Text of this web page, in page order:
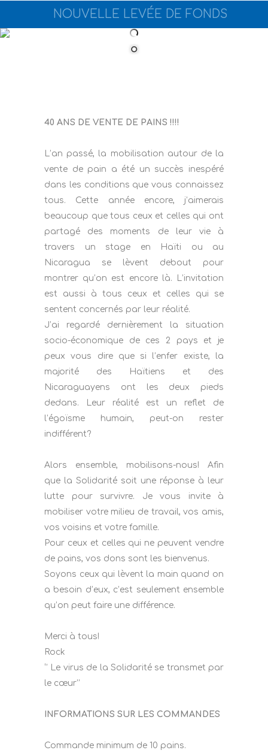
NOUVELLE LEVÉE DE FONDS
40 ANS DE VENTE DE PAINS !!!!
L’an passé, la mobilisation autour de la
vente de pain a été un succès inespéré
dans les conditions que vous connaissez
tous. Cette année encore, j’aimerais
beaucoup que tous ceux et celles qui ont
partagé des moments de leur vie à
travers un stage en Haïti ou au
Nicaragua se lèvent debout pour
montrer qu’on est encore là. L’invitation
est aussi à tous ceux et celles qui se
sentent concernés par leur réalité.
J’ai regardé dernièrement la situation
socio-économique de ces 2 pays et je
peux vous dire que si l’enfer existe, la
majorité des Haïtiens et des
Nicaraguayens ont les deux pieds
dedans. Leur réalité est un reflet de
l’égoïsme humain, peut-on rester
indifférent?
Alors ensemble, mobilisons-nous! Afin
que la Solidarité soit une réponse à leur
lutte pour survivre. Je vous invite à
mobiliser votre milieu de travail, vos amis,
vos voisins et votre famille.
Pour ceux et celles qui ne peuvent vendre
de pains, vos dons sont les bienvenus.
Soyons ceux qui lèvent la main quand on
a besoin d’eux, c’est seulement ensemble
qu’on peut faire une différence.
Merci à tous!
Rock
‘’ Le virus de la Solidarité se transmet par
le cœur’’
INFORMATIONS SUR LES COMMANDES
Commande minimum de 10 pains.